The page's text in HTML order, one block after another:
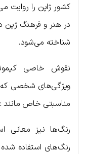
کشور ژاپن را روایت
در هنر و فرهنگ ژپن
شناخته می‌شود.
نقوش خاصی
ویژگی‌های شخصی که
مناسبتی خاص مانند
رنگ‌ها نیز معانی
رنگ‌های استفاده